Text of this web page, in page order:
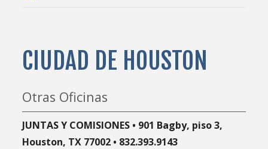
CIUDAD DE HOUSTON
Otras Oficinas
JUNTAS Y COMISIONES • 901 Bagby, piso 3,
Houston, TX 77002 • 832.393.9143